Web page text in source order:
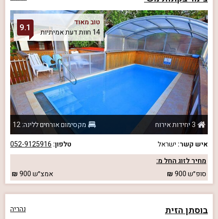
טוב מאוד
14 חוות דעת אמיתיות
9.1
3 יחידות אירוח
מקסימום אורחים ללינה: 12
איש קשר: ישראל טלפון: 052-9125916
מחיר לזוג החל מ:
סופ״ש900 אמצ״ש900
בוסתן הזית נהריה